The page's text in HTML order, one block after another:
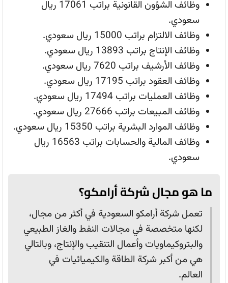
وظائف الشؤون القانونية براتب 17061 ريال
سعودي.
وظائف الالتزام براتب 15000 ريال سعودي.
وظائف الإنتاج براتب 13893 ريال سعودي.
وظائف الأرشيف براتب 7620 ريال سعودي.
وظائف العقود براتب 17195 ريال سعودي.
وظائف العمليات براتب 17494 ريال سعودي.
وظائف المبيعات براتب 27666 ريال سعودي.
وظائف الموارد البشرية براتب 15350 ريال سعودي.
وظائف المالية والحسابات براتب 16563 ريال
سعودي.
ما هو مجال شركة أرامكو؟
تعمل شركة أرامكو السعودية في أكثر من مجال،
لكنها متخصصة في مجالات النفط والغاز الطبيعي
والبتروكيماويات وأعمال التنقيب والإنتاج، وبالتالي
هي من أكبر شركة الطاقة والكيميائيات في
العالم.